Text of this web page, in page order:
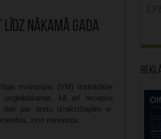
nākamā gada
ministrijas (VM) izstrādātie
uzglabāšanas, kā arī recepšu
dati par ārstu izrakstītajām e-
ziņo ministrija.